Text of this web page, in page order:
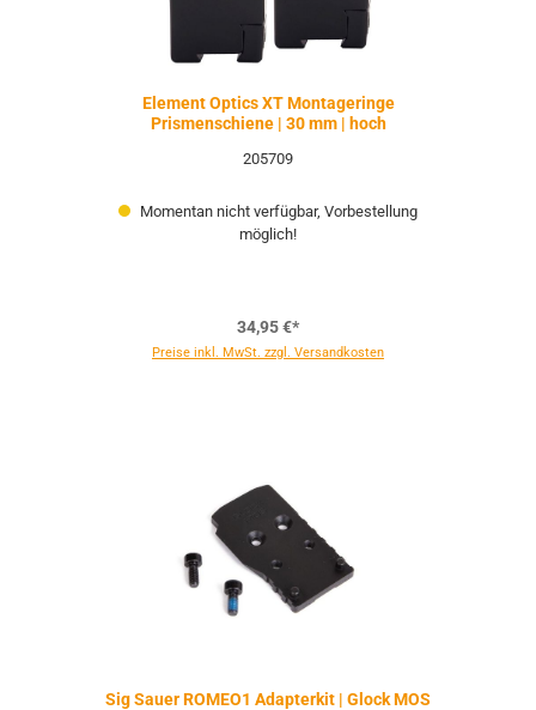
Element Optics XT Montageringe
Prismenschiene | 30 mm | hoch
205709
Momentan nicht verfügbar, Vorbestellung
möglich!
34,95 €*
Preise inkl. MwSt. zzgl. Versandkosten
Sig Sauer ROMEO1 Adapterkit | Glock MOS